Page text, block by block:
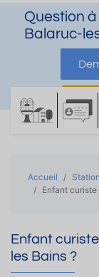
Question
Balaruc-
Accueil
Enfant
Enfant
les Bains ?